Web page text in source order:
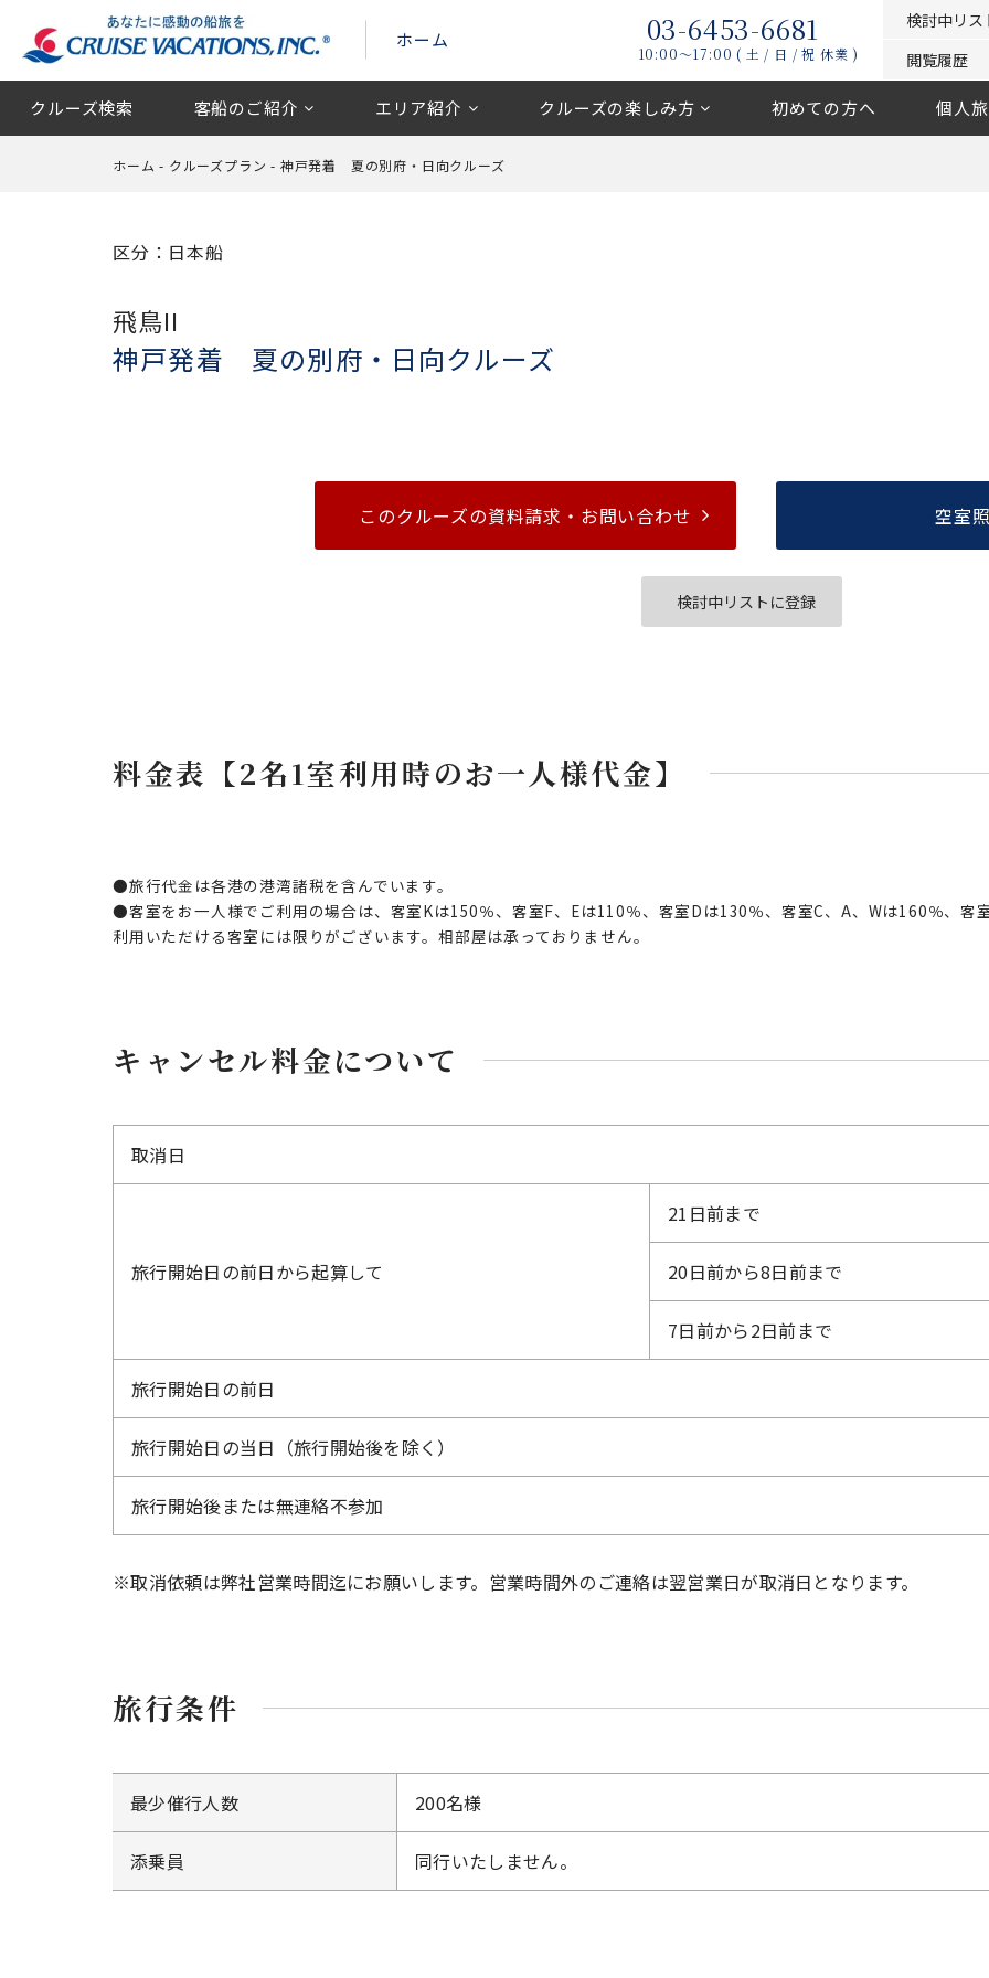
ホーム 03-6453-6681
10:00〜17:00 ( 土 / 日 / 祝 休業 )
検討中リス
閲覧履歴
クルーズ検索 客船のご紹介 エリア紹介 クルーズの楽しみ方 初めての方へ 個人
ホーム - クルーズプラン - 神戸発着 夏の別府・日向クルーズ
区分：日本船
飛鳥II
神戸発着 夏の別府・日向クルーズ
このクルーズの資料請求・ お問い合わせ 空室
検討中リストに登録
料金表【2名1室利用時のお一人様代金】
●旅行代金は各港の港湾諸税を含んでいます。
●客室をお一人様でご利用の場合は、客室Kは150％、客室F、Eは110％、客室Dは130％、客室C、A、Wは160％、客
利用いただける客室には限りがございます。相部屋は承っておりません。
キャンセル料金について
取消日
旅行開始日の前日から起算して
21日前まで
20日前から8日前まで
7日前から2日前まで
旅行開始日の前日
旅行開始日の当日（旅行開始後を除く）
旅行開始後または無連絡不参加
※取消依頼は弊社営業時間迄にお願いします。営業時間外のご連絡は翌営業日が取消日となります。
旅行条件
最少催行人数 200名様
添乗員 同行いたしません。